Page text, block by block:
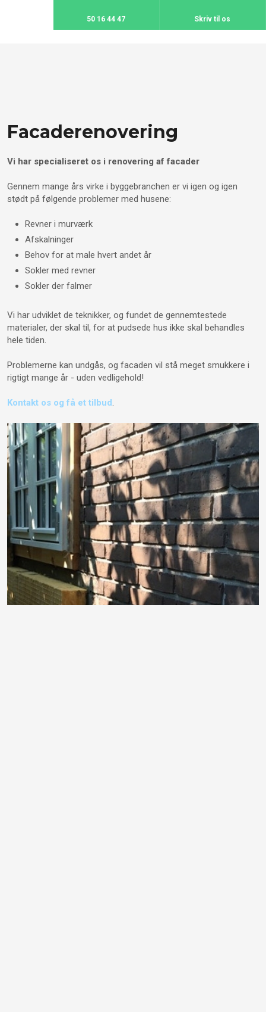
50 16 44 47 Skriv til os
Facaderenovering​
Vi har specialiseret os i renovering af facader
Gennem mange års virke i byggebranchen er vi igen og igen
stødt på følgende problemer med husene:
Revner i murværk
Afskalninger​
Behov for at male hvert andet år​
​Sokler med revner
Sokler der falmer
Vi har udviklet de teknikker, og fundet de gennemtestede
materialer, der skal til, for at pudsede hus ikke skal behandles
hele tiden.
​Problemerne kan undgås, og facaden vil stå meget smukkere i
rigtigt mange år - uden vedligehold!​
Kontakt os og få et tilbud​​.